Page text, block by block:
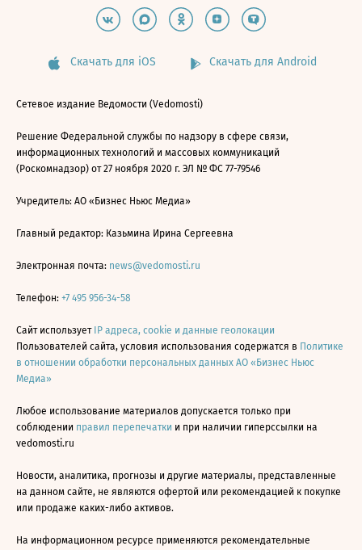
Скачать для iOS Скачать для Android
Сетевое издание Ведомости (Vedomosti)
Решение Федеральной службы по надзору в сфере связи,
информационных технологий и массовых коммуникаций
(Роскомнадзор) от 27 ноября 2020 г. ЭЛ № ФС 77-79546
Учредитель: АО «Бизнес Ньюс Медиа»
Главный редактор: Казьмина Ирина Сергеевна
Электронная почта: news@vedomosti.ru
Телефон: +7 495 956-34-58
Сайт использует IP адреса, cookie и данные геолокации
Пользователей сайта, условия использования содержатся в Политике
в отношении обработки персональных данных АО «Бизнес Ньюс
Медиа»
Любое использование материалов допускается только при
соблюдении правил перепечатки и при наличии гиперссылки на
vedomosti.ru
Новости, аналитика, прогнозы и другие материалы, представленные
на данном сайте, не являются офертой или рекомендацией к покупке
или продаже каких-либо активов.
На информационном ресурсе применяются рекомендательные